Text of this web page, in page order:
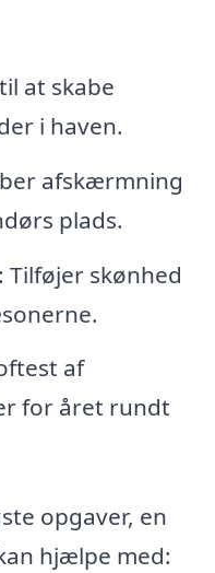
at skabe
i haven.
afskærmning
plads.
skønhed
af
for året rundt
opgaver, en
hjælpe med: